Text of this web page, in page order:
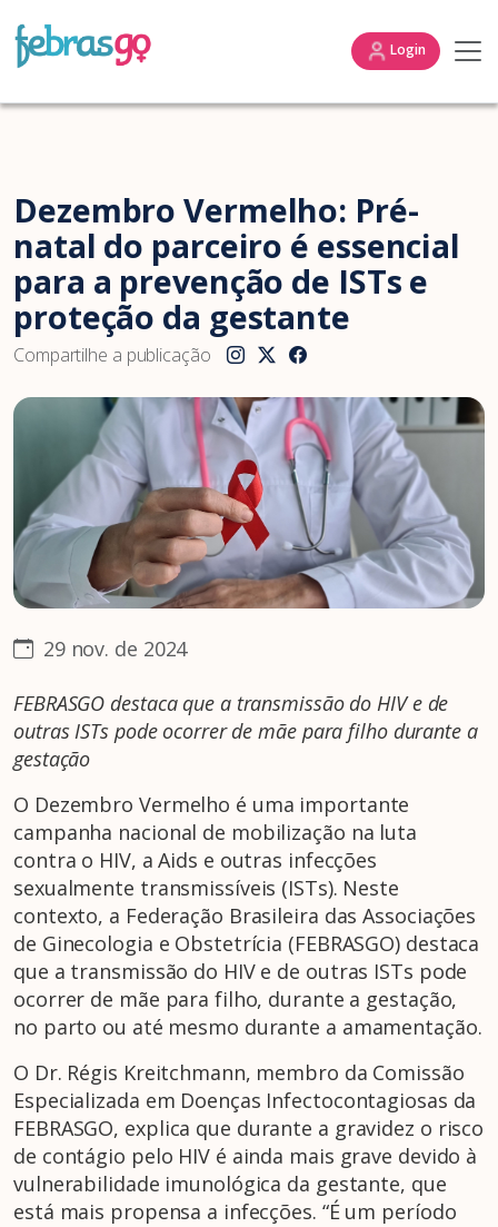
Login
Dezembro Vermelho: Pré-
natal do parceiro é essencial
para a prevenção de ISTs e
proteção da gestante
Compartilhe a publicação
29 nov. de 2024
FEBRASGO destaca que a transmissão do HIV e de
outras ISTs pode ocorrer de mãe para filho durante a
gestação
O Dezembro Vermelho é uma importante
campanha nacional de mobilização na luta
contra o HIV, a Aids e outras infecções
sexualmente transmissíveis (ISTs). Neste
contexto, a Federação Brasileira das Associações
de Ginecologia e Obstetrícia (FEBRASGO) destaca
que a transmissão do HIV e de outras ISTs pode
ocorrer de mãe para filho, durante a gestação,
no parto ou até mesmo durante a amamentação.
O Dr. Régis Kreitchmann, membro da Comissão
Especializada em Doenças Infectocontagiosas da
FEBRASGO, explica que durante a gravidez o risco
de contágio pelo HIV é ainda mais grave devido à
vulnerabilidade imunológica da gestante, que
está mais propensa a infecções. “É um período